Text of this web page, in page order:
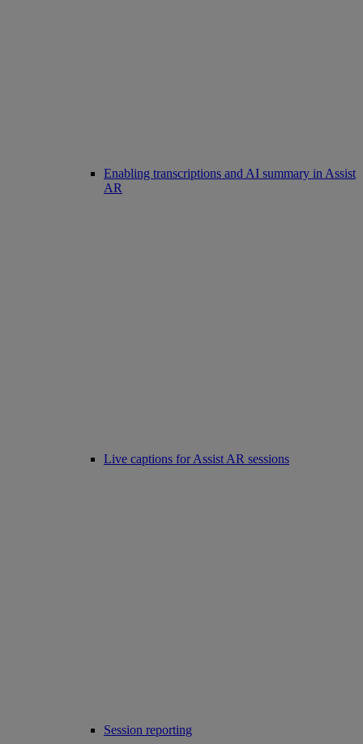
Enabling transcriptions and AI summary in Assist
AR
Live captions for Assist AR sessions
Session reporting